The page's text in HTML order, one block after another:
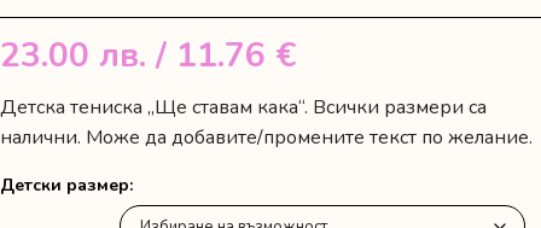
23.00 лв. / 11.76 €
Детска тениска „Ще ставам кака“. Всички размери са
налични. Може да добавите/промените текст по желание.
Детски размер